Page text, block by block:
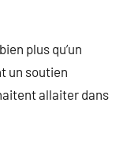
plus qu’un
un soutien
allaiter dans